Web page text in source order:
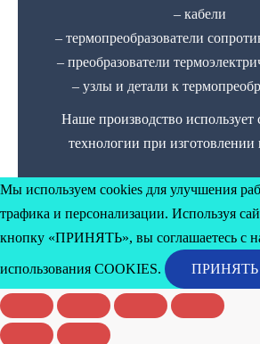
– кабели
– термопреобразователи
– преобразователи
– узлы и детали к
Наше производство использует
технологии при
Мы используем cookies для улучшения
трафика и персонализации. Используя
кнопку «ПРИНЯТЬ», вы соглашаетесь с
использования COOKIES. ПРИНЯТЬ